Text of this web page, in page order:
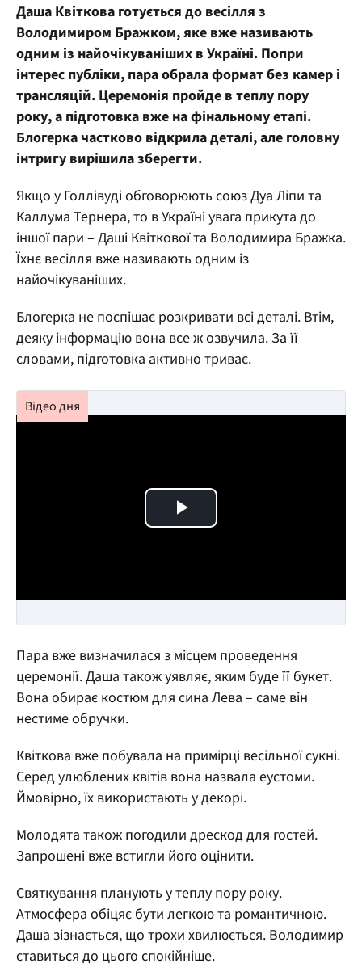
Даша Квіткова готується до весілля з
Володимиром Бражком, яке вже називають
одним із найочікуваніших в Україні. Попри
інтерес публіки, пара обрала формат без камер і
трансляцій. Церемонія пройде в теплу пору
року, а підготовка вже на фінальному етапі.
Блогерка частково відкрила деталі, але головну
інтригу вирішила зберегти.
Якщо у Голлівуді обговорюють союз Дуа Ліпи та
Каллума Тернера, то в Україні увага прикута до
іншої пари – Даші Квіткової та Володимира Бражка.
Їхнє весілля вже називають одним із
найочікуваніших.
Блогерка не поспішає розкривати всі деталі. Втім,
деяку інформацію вона все ж озвучила. За її
словами, підготовка активно триває.
Play Video
Пара вже визначилася з місцем проведення
церемонії. Даша також уявляє, яким буде її букет.
Вона обирає костюм для сина Лева – саме він
нестиме обручки.
Квіткова вже побувала на примірці весільної сукні.
Серед улюблених квітів вона назвала еустоми.
Ймовірно, їх використають у декорі.
Молодята також погодили дрескод для гостей.
Запрошені вже встигли його оцінити.
Святкування планують у теплу пору року.
Атмосфера обіцяє бути легкою та романтичною.
Даша зізнається, що трохи хвилюється. Володимир
ставиться до цього спокійніше.